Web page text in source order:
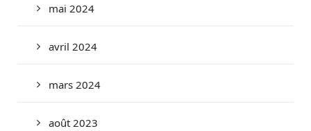
mai 2024
avril 2024
mars 2024
août 2023